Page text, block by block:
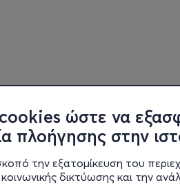
ώστε να
πλοήγησης στην
την εξατομίκευση του
δικτύωσης και την